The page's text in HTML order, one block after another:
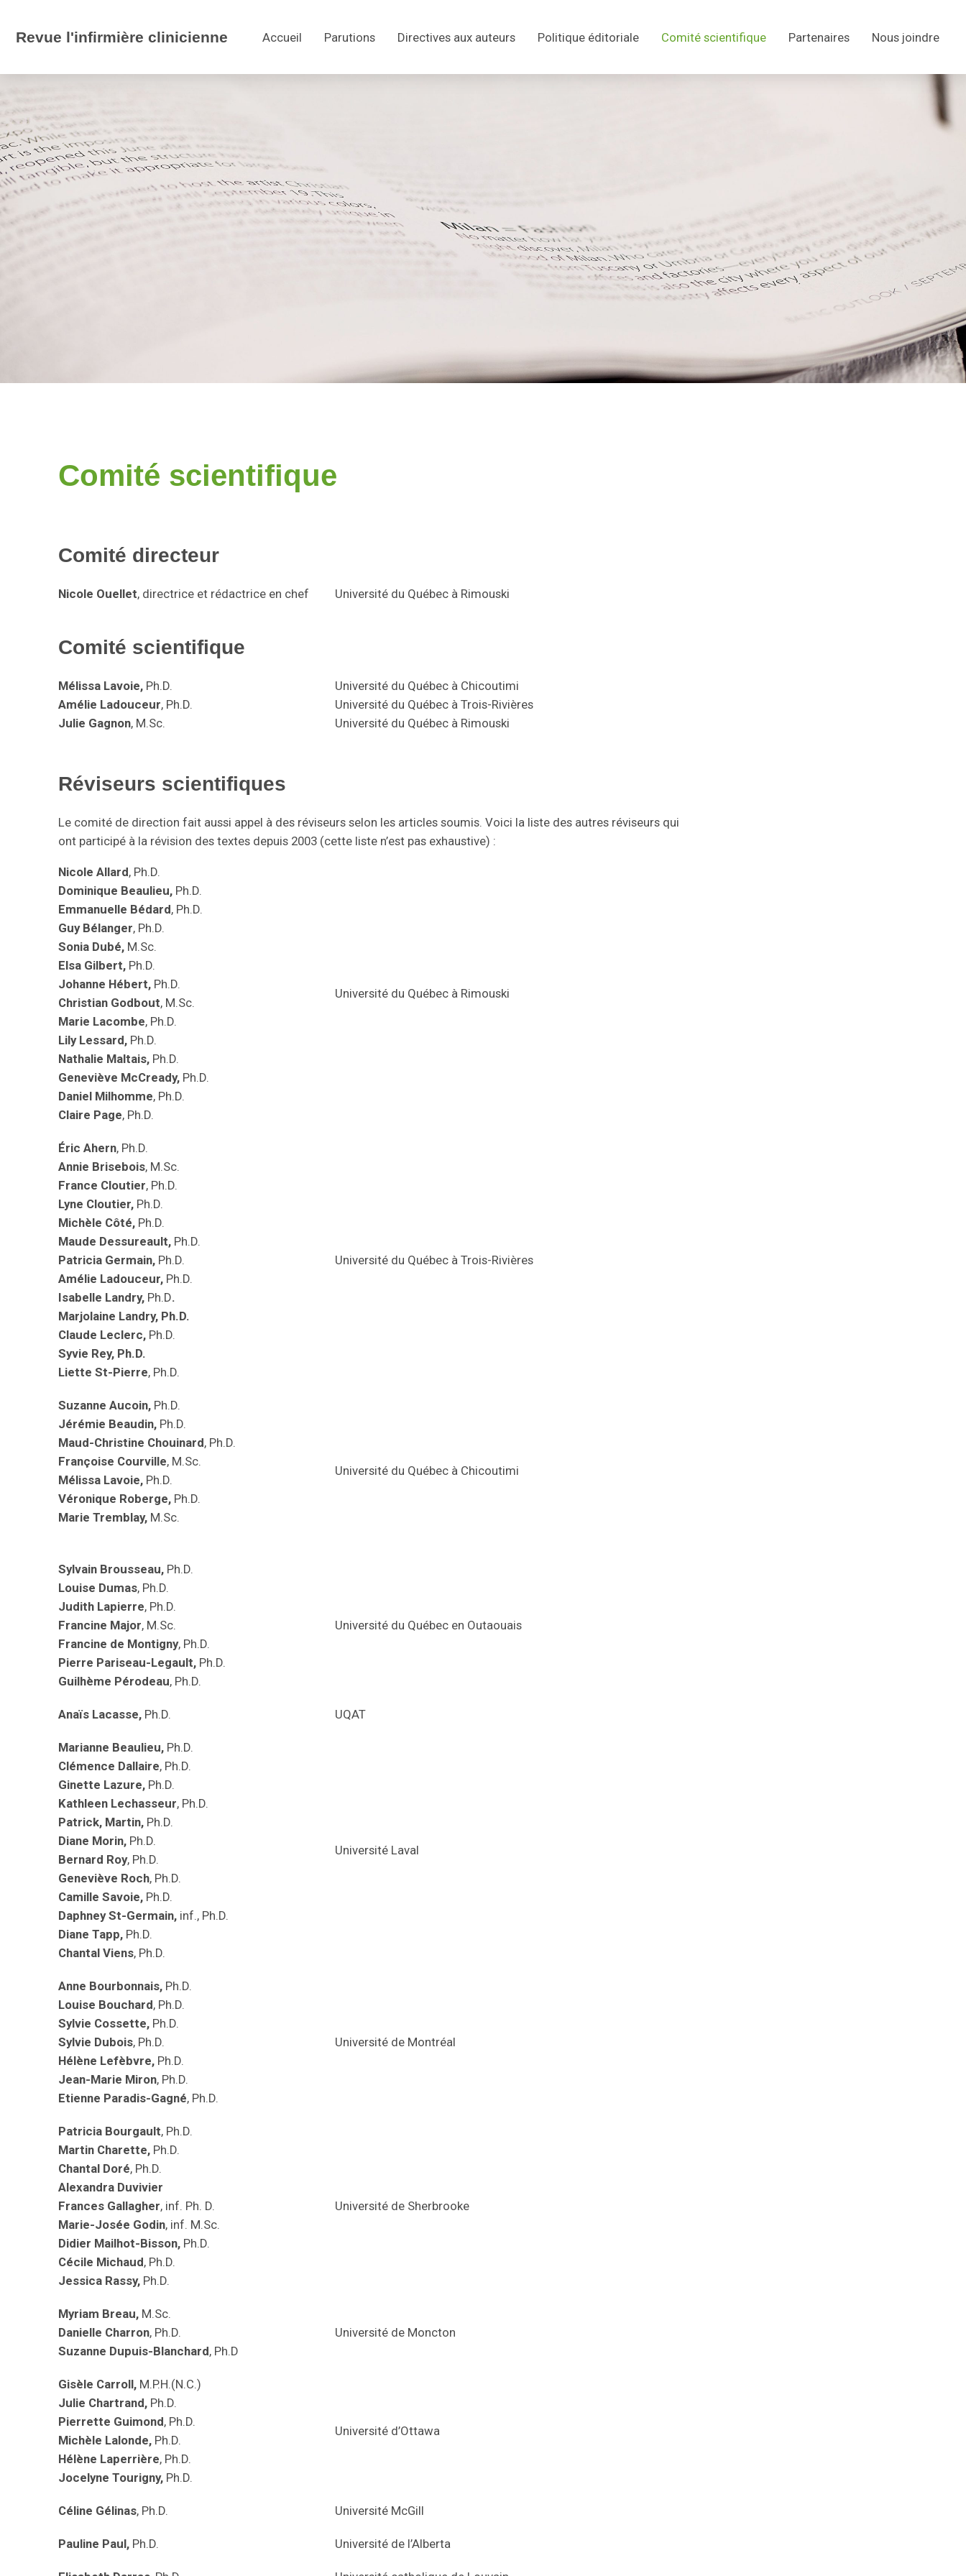
Revue l'infirmière clinicienne Accueil Parutions Directives aux auteurs Politique éditoriale Comité scientifique Partenaires Nous joindre
Comité scientifique
Comité directeur
Nicole Ouellet, directrice et rédactrice en chef Université du Québec à Rimouski
Comité scientifique
Mélissa Lavoie,Ph.D.
Université du Québec à Chicoutimi
Amélie Ladouceur, Ph.D.
Université du Québec à Trois-Rivières
Julie Gagnon, M.Sc. Université du Québec à Rimouski
Réviseurs scientifiques
Le comité de direction fait aussi appel à des réviseurs selon les articles soumis. Voici la liste des autres réviseurs qui
ont participé à la révision des textes depuis 2003 (cette liste n’est pas exhaustive) :
Nicole Allard, Ph.D.
Dominique Beaulieu,Ph.D.
Emmanuelle Bédard, Ph.D.
Guy Bélanger, Ph.D.
Sonia Dubé,M.Sc.
Elsa Gilbert,Ph.D.
Johanne Hébert,Ph.D.
Christian Godbout, M.Sc.
Marie Lacombe, Ph.D.
Lily Lessard,Ph.D.
Nathalie Maltais,Ph.D.
Geneviève McCready,Ph.D.
Daniel Milhomme, Ph.D.
Claire Page, Ph.D.
Université du Québec à Rimouski
Éric Ahern, Ph.D.
Annie Brisebois, M.Sc.
France Cloutier, Ph.D.
Lyne Cloutier,Ph.D.
Michèle Côté,Ph.D.
Maude Dessureault,Ph.D.
Patricia Germain,Ph.D.
Amélie Ladouceur, Ph.D.
Isabelle Landry, Ph.D.
Marjolaine Landry, Ph.D.
Claude Leclerc, Ph.D.
Syvie Rey, Ph.D.
Liette St-Pierre, Ph.D.
Université du Québec à Trois-Rivières
Suzanne Aucoin, Ph.D.
Jérémie Beaudin, Ph.D.
Maud-Christine Chouinard, Ph.D.
Françoise Courville, M.Sc.
Mélissa Lavoie, Ph.D.
Véronique Roberge, Ph.D.
Marie Tremblay,M.Sc.
Université du Québec à Chicoutimi
Sylvain Brousseau,Ph.D.
Louise Dumas, Ph.D.
Judith Lapierre, Ph.D.
Francine Major, M.Sc.
Francine de Montigny, Ph.D.
Pierre Pariseau-Legault,Ph.D.
Guilhème Pérodeau, Ph.D.
Université du Québec en Outaouais
Anaïs Lacasse,Ph.D. UQAT
Marianne Beaulieu, Ph.D.
Clémence Dallaire, Ph.D.
Ginette Lazure,Ph.D.
Kathleen Lechasseur, Ph.D.
Patrick, Martin, Ph.D.
Diane Morin,Ph.D.
Bernard Roy, Ph.D.
Geneviève Roch, Ph.D.
Camille Savoie, Ph.D.
Daphney St-Germain,inf., Ph.D.
Diane Tapp,Ph.D.
Chantal Viens, Ph.D.
Université Laval
Anne Bourbonnais, Ph.D.
Louise Bouchard, Ph.D.
Sylvie Cossette,Ph.D.
Sylvie Dubois, Ph.D.
Hélène Lefèbvre,Ph.D.
Jean-Marie Miron, Ph.D.
Etienne Paradis-Gagné, Ph.D.
Université de Montréal
Patricia Bourgault, Ph.D.
Martin Charette, Ph.D.
Chantal Doré, Ph.D.
Alexandra Duvivier
Frances Gallagher, inf. Ph. D.
Marie-Josée Godin, inf. M.Sc.
Didier Mailhot-Bisson, Ph.D.
Cécile Michaud, Ph.D.
Jessica Rassy,Ph.D.
Université de Sherbrooke
Myriam Breau, M.Sc.
Danielle Charron, Ph.D.
Suzanne Dupuis-Blanchard, Ph.D
Université de Moncton
Gisèle Carroll,M.P.H.(N.C.)
Julie Chartrand,Ph.D.
Pierrette Guimond, Ph.D.
Michèle Lalonde,Ph.D.
Hélène Laperrière, Ph.D.
Jocelyne Tourigny,Ph.D.
Université d’Ottawa
Céline Gélinas, Ph.D. Université McGill
Pauline Paul,Ph.D. Université de l’Alberta